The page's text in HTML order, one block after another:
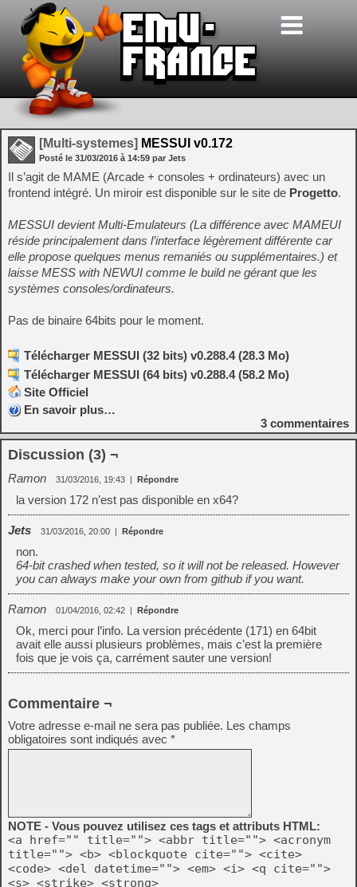
[Multi-systemes] MESSUI v0.172
Posté le 31/03/2016 à 14:59 par Jets
Il s’agit de MAME (Arcade + consoles + ordinateurs) avec un
frontend intégré. Un miroir est disponible sur le site de Progetto.
MESSUI devient Multi-Emulateurs (La différence avec MAMEUI
réside principalement dans l’interface légèrement différente car
elle propose quelques menus remaniés ou supplémentaires.) et
laisse MESS with NEWUI comme le build ne gérant que les
systèmes consoles/ordinateurs.
Pas de binaire 64bits pour le moment.
Télécharger MESSUI (32 bits) v0.288.4 (28.3 Mo)
Télécharger MESSUI (64 bits) v0.288.4 (58.2 Mo)
Site Officiel
En savoir plus…
3 commentaires
Discussion (3) ¬
Ramon 31/03/2016, 19:43 | Répondre
la version 172 n’est pas disponible en x64?
Jets 31/03/2016, 20:00 | Répondre
non.
64-bit crashed when tested, so it will not be released. However
you can always make your own from github if you want.
Ramon 01/04/2016, 02:42 | Répondre
Ok, merci pour l’info. La version précédente (171) en 64bit
avait elle aussi plusieurs problèmes, mais c’est la première
fois que je vois ça, carrément sauter une version!
Commentaire ¬
Votre adresse e-mail ne sera pas publiée. Les champs
obligatoires sont indiqués avec *
NOTE - Vous pouvez utilisez ces tags et attributs HTML:
<a href="" title=""> <abbr title=""> <acronym
title=""> <b> <blockquote cite=""> <cite>
<code> <del datetime=""> <em> <i> <q cite="">
<s> <strike> <strong>